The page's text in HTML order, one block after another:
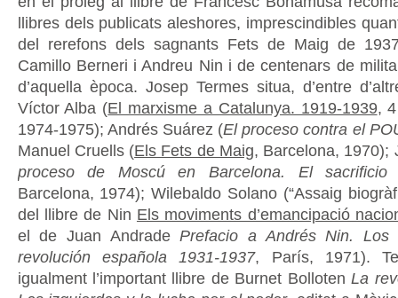
llibres dels publicats aleshores, imprescindibles
del rerefons dels sagnants Fets de Maig de
Camillo Berneri i Andreu Nin i de centenars de
d’aquella època. Josep Termes situa, d’entre
Víctor Alba (El marxisme a Catalunya. 1919-1939,
1974-1975); Andrés Suárez (El proceso contra el
Manuel Cruells (Els Fets de Maig, Barcelona, 1970);
proceso de Moscú en Barcelona. El
Barcelona, 1974); Wilebaldo Solano (“Assaig
del llibre de Nin Els moviments d’emancipació
el de Juan AndradePrefacio a Andrés Nin. Los
revolución española 1931-1937, París, 1971).
igualment l’important llibre de Burnet BollotenLa